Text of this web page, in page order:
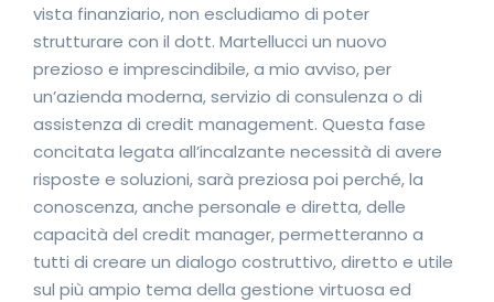
vista finanziario, non escludiamo di poter
strutturare con il dott. Martellucci un nuovo
prezioso e imprescindibile, a mio avviso, per
un’azienda moderna, servizio di consulenza o di
assistenza di credit management. Questa fase
concitata legata all’incalzante necessità di avere
risposte e soluzioni, sarà preziosa poi perché, la
conoscenza, anche personale e diretta, delle
capacità del credit manager, permetteranno a
tutti di creare un dialogo costruttivo, diretto e utile
sul più ampio tema della gestione virtuosa ed